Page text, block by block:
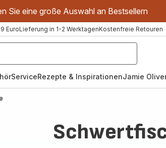
Sie eine große Auswahl an Bestsellern
EuroLieferung in 1-2 WerktagenKostenfreie Retouren
ServiceRezepte & InspirationenJamie